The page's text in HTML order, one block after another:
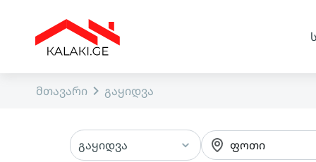
მთავარი გაყიდვა
გაყიდვა ფოთი